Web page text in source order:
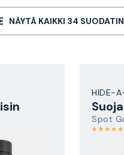
NÄYTÄ KAIKKI 34
HIDE-
Spot